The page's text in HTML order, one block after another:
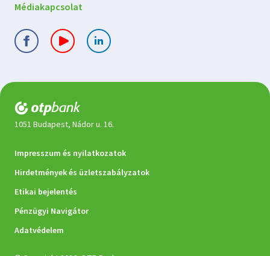
Médiakapcsolat
1051 Budapest, Nádor u. 16.
Jogi
dokumentumok
Impresszum és nyilatkozatok
Hirdetmények és üzletszabályzatok
Etikai bejelentés
Pénzügyi Navigátor
Adatvédelem